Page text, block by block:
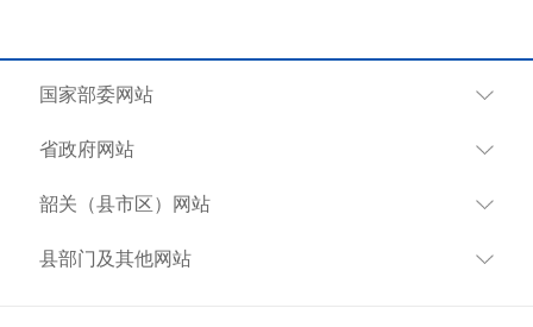
国家部委网站
省政府网站
韶关（县市区）网站
县部门及其他网站